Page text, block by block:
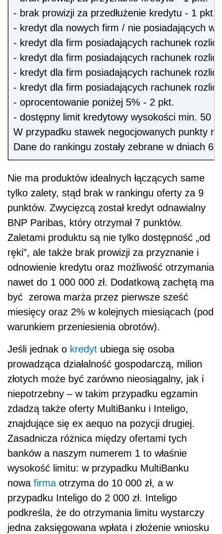
- brak prowizji za przedłużenie kredytu - 1 pkt.
- kredyt dla nowych firm / nie posiadających
- kredyt dla firm posiadających rachunek
- kredyt dla firm posiadających rachunek
- kredyt dla firm posiadających rachunek
- kredyt dla firm posiadających rachunek
- oprocentowanie poniżej 5% - 2 pkt.
- dostępny limit kredytowy wysokości min. 50
W przypadku stawek negocjowanych punkty
Dane do rankingu zostały zebrane w dniach
Nie ma produktów idealnych łączących same
tylko zalety, stąd brak w rankingu oferty za 9
punktów. Zwycięzcą został kredyt odnawialny
BNP Paribas, który otrzymał 7 punktów.
Zaletami produktu są nie tylko dostępność „od
ręki”, ale także brak prowizji za przyznanie i
odnowienie kredytu oraz możliwość otrzymania
nawet do 1 000 000 zł. Dodatkową zachętą ma
być zerowa marża przez pierwsze sześć
miesięcy oraz 2% w kolejnych miesiącach (pod
warunkiem przeniesienia obrotów).
Jeśli jednak o kredyt ubiega się osoba
prowadząca działalność gospodarczą, milion
złotych może być zarówno nieosiągalny, jak i
niepotrzebny – w takim przypadku egzamin
zdadzą także oferty MultiBanku i Inteligo,
znajdujące się ex aequo na pozycji drugiej.
Zasadnicza różnica między ofertami tych
banków a naszym numerem 1 to właśnie
wysokość limitu: w przypadku MultiBanku
nowa firma otrzyma do 10 000 zł, a w
przypadku Inteligo do 2 000 zł. Inteligo
podkreśla, że do otrzymania limitu wystarczy
jedna zaksięgowana wpłata i złożenie wniosku